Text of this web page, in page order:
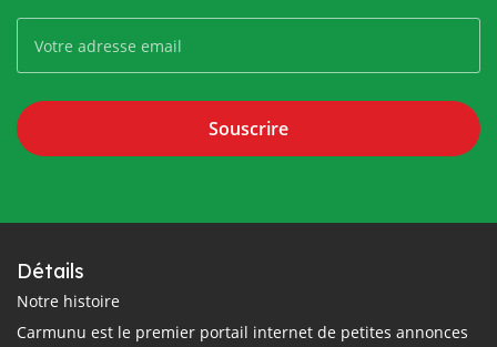
Souscrire
Détails
Notre histoire
Carmunu est le premier portail internet de petites annonces